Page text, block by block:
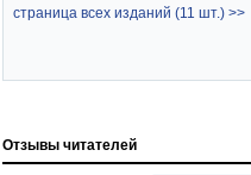
страница всех изданий (11 шт.) >>
Отзывы читателей